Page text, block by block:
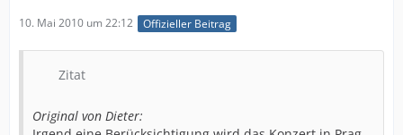
10. Mai 2010 um 22:12 Offizieller Beitrag
Zitat
Original von Dieter: